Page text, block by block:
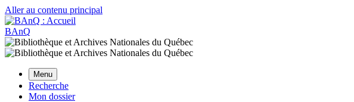
Aller au contenu principal
BAnQ
Menu
Recherche
Mon dossier